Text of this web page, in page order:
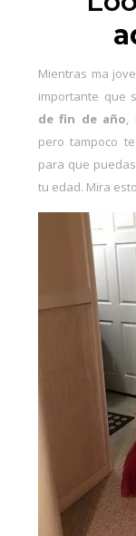
Mientras ma
importante que
de fin de año,
pero tampoco
para que
tu edad. Mira